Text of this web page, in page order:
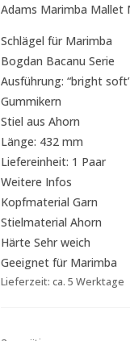
Adams Marimba Mallet
Schlägel für Marimba
Bogdan Bacanu Serie
Ausführung: “bright
Gummikern
Stiel aus Ahorn
Länge: 432 mm
Liefereinheit: 1 Paar
Weitere Infos
Kopfmaterial Garn
Stielmaterial Ahorn
Härte Sehr weich
Geeignet für Marimba
Lieferzeit: ca. 5 Werktage